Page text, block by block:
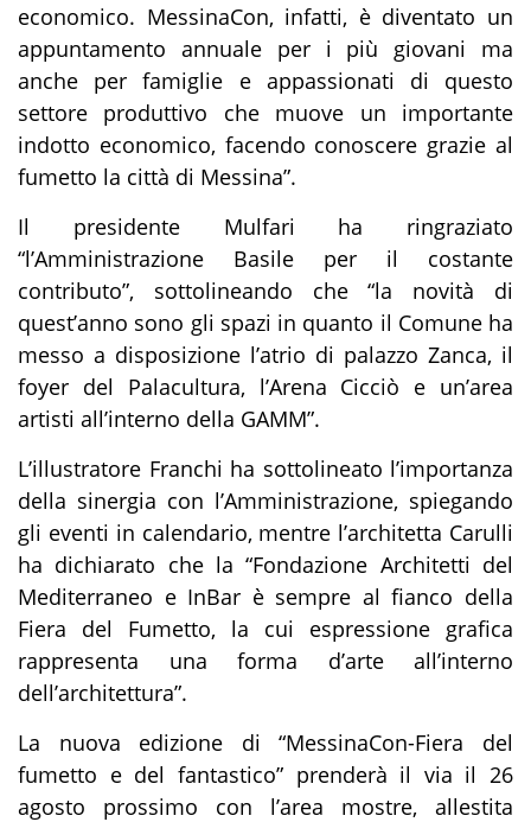
economico. MessinaCon, infatti, è diventato un
appuntamento annuale per i più giovani ma
anche per famiglie e appassionati di questo
settore produttivo che muove un importante
indotto economico, facendo conoscere grazie al
fumetto la città di Messina”.
Il presidente Mulfari ha ringraziato
“l’Amministrazione Basile per il costante
contributo”, sottolineando che “la novità di
quest’anno sono gli spazi in quanto il Comune ha
messo a disposizione l’atrio di palazzo Zanca, il
foyer del Palacultura, l’Arena Cicciò e un’area
artisti all’interno della GAMM”.
L’illustratore Franchi ha sottolineato l’importanza
della sinergia con l’Amministrazione, spiegando
gli eventi in calendario, mentre l’architetta Carulli
ha dichiarato che la “Fondazione Architetti del
Mediterraneo e InBar è sempre al fianco della
Fiera del Fumetto, la cui espressione grafica
rappresenta una forma d’arte all’interno
dell’architettura”.
La nuova edizione di “MessinaCon-Fiera del
fumetto e del fantastico” prenderà il via il 26
agosto prossimo con l’area mostre, allestita